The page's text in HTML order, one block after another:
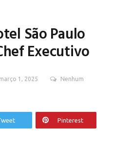
São Paulo
Executivo
1, 2025 Nenhum
Pinterest